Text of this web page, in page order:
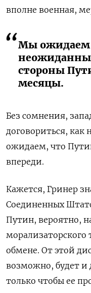
вполне военная,
Мы ожидаем
стороны
месяцы.
Без сомнения,
договориться, как
ожидаем, что
впереди.
Кажется, Гринер
Соединенных
Путин, вероятно,
морализаторского
обмене. От этой
возможно, будет и
только чтобы ее